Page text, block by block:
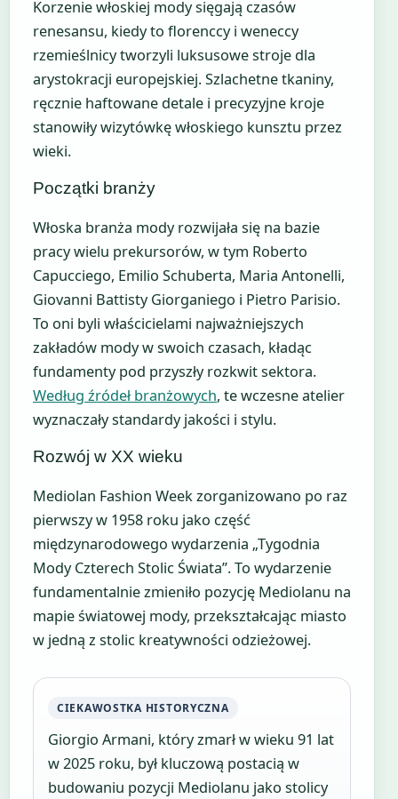
Korzenie włoskiej mody sięgają czasów
renesansu, kiedy to florenccy i weneccy
rzemieślnicy tworzyli luksusowe stroje dla
arystokracji europejskiej. Szlachetne tkaniny,
ręcznie haftowane detale i precyzyjne kroje
stanowiły wizytówkę włoskiego kunsztu przez
wieki.
Początki branży
Włoska branża mody rozwijała się na bazie
pracy wielu prekursorów, w tym Roberto
Capucciego, Emilio Schuberta, Maria Antonelli,
Giovanni Battisty Giorganiego i Pietro Parisio.
To oni byli właścicielami najważniejszych
zakładów mody w swoich czasach, kładąc
fundamenty pod przyszły rozkwit sektora.
Według źródeł branżowych, te wczesne atelier
wyznaczały standardy jakości i stylu.
Rozwój w XX wieku
Mediolan Fashion Week zorganizowano po raz
pierwszy w 1958 roku jako część
międzynarodowego wydarzenia „Tygodnia
Mody Czterech Stolic Świata”. To wydarzenie
fundamentalnie zmieniło pozycję Mediolanu na
mapie światowej mody, przekształcając miasto
w jedną z stolic kreatywności odzieżowej.
CIEKAWOSTKA HISTORYCZNA
Giorgio Armani, który zmarł w wieku 91 lat
w 2025 roku, był kluczową postacią w
budowaniu pozycji Mediolanu jako stolicy